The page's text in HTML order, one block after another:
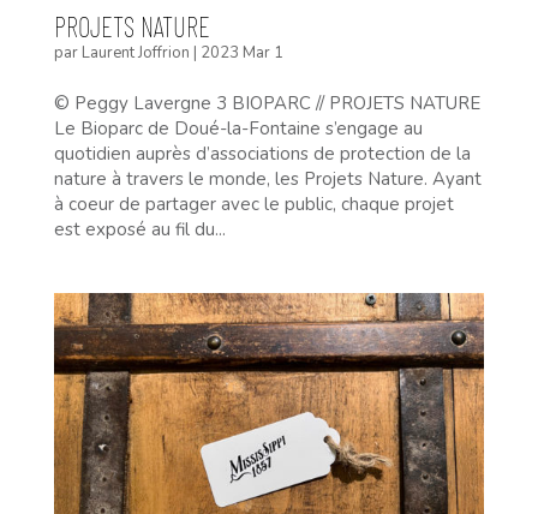
PROJETS NATURE
par Laurent Joffrion | 2023 Mar 1
© Peggy Lavergne 3 BIOPARC // PROJETS NATURE
Le Bioparc de Doué-la-Fontaine s’engage au
quotidien auprès d’associations de protection de la
nature à travers le monde, les Projets Nature. Ayant
à coeur de partager avec le public, chaque projet
est exposé au fil du...